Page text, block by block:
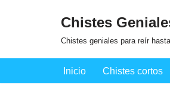
Chistes
Chistes geniales para reír
Inicio Chistes cortos